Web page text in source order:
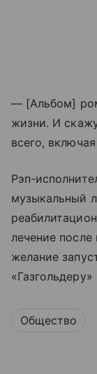
— [Альбом]
жизни. И
всего,
Рэп-
музыкальный
лечение
желание
Общество